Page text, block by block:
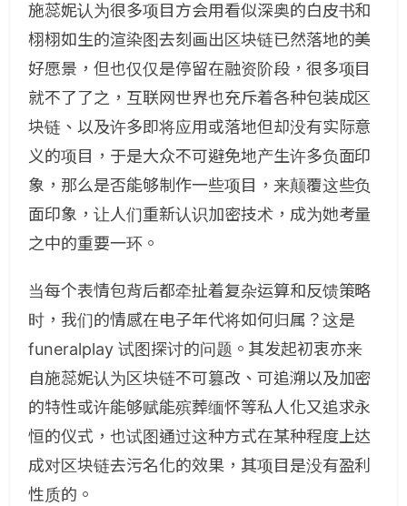
施蕊妮认为很多项目方会用看似深奥的白皮书和
栩栩如生的渲染图去刻画出区块链已然落地的美
好愿景，但也仅仅是停留在融资阶段，很多项目
就不了了之，互联网世界也充斥着各种包装成区
块链、以及许多即将应用或落地但却没有实际意
义的项目，于是大众不可避免地产生许多负面印
象，那么是否能够制作一些项目，来颠覆这些负
面印象，让人们重新认识加密技术，成为她考量
之中的重要一环。
当每个表情包背后都牵扯着复杂运算和反馈策略
时，我们的情感在电子年代将如何归属？这是
funeralplay 试图探讨的问题。其发起初衷亦来
自施蕊妮认为区块链不可篡改、可追溯以及加密
的特性或许能够赋能殡葬缅怀等私人化又追求永
恒的仪式，也试图通过这种方式在某种程度上达
成对区块链去污名化的效果，其项目是没有盈利
性质的。